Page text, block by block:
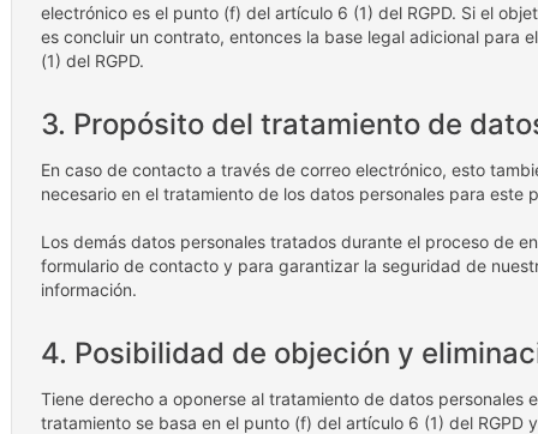
electrónico es el punto (f) del artículo 6 (1) del RGPD. Si el
es concluir un contrato, entonces la base legal adicional para
(1) del RGPD.
3. Propósito del tratamiento de
En caso de contacto a través de correo electrónico, esto
necesario en el tratamiento de los datos personales para este
Los demás datos personales tratados durante el proceso de
formulario de contacto y para garantizar la seguridad de
información.
4. Posibilidad de objeción y
Tiene derecho a oponerse al tratamiento de datos personales
tratamiento se basa en el punto (f) del artículo 6 (1) del RGPD